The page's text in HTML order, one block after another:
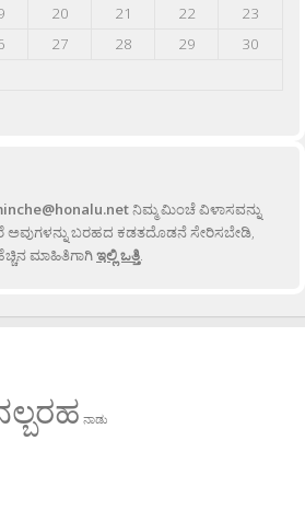
20 21 22
23
27 28 29
30
ನಿಮ್ಮ ಮಿಂಚೆ ವಿಳಾಸವನ್ನು
ಅವುಗಳನ್ನು ಬರಹದ ಕಡತದೊಡನೆ ಸೇರಿಸಬೇಡಿ,
ಮಾಹಿತಿಗಾಗಿಇಲ್ಲಿ ಒತ್ತಿ.
ನಾಡು